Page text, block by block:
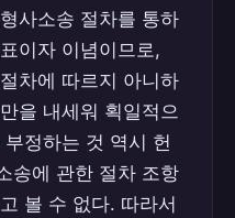
사소송 절차를 통하
이자 이념이므로,
차에 따르지 아니하
을 내세워 획일적으
정하는 것 역시 헌
송에 관한 절차 조항
볼 수 없다. 따라서